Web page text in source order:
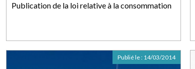
Publication de la loi relative à la consommation
Publié le : 14/03/2014